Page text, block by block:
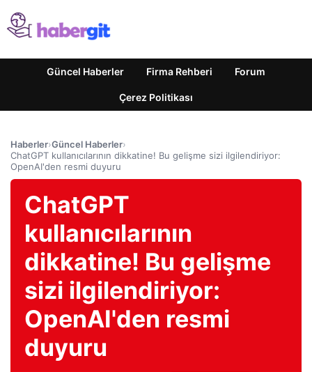
Güncel Haberler Firma Rehberi Forum
Çerez Politikası
Haberler›Güncel Haberler›
ChatGPT kullanıcılarının dikkatine! Bu gelişme sizi ilgilendiriyor:
OpenAI'den resmi duyuru
ChatGPT
kullanıcılarının
dikkatine! Bu gelişme
sizi ilgilendiriyor:
OpenAI'den resmi
duyuru